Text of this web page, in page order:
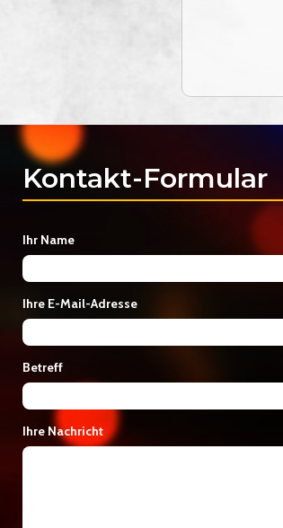
Kontakt-Formular
Ihr Name
Ihre E-Mail-Adresse
Betreff
Ihre Nachricht